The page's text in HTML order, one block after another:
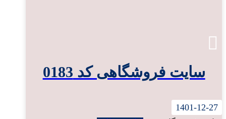
سایت فروشگاهی کد 0183
1401-12-27